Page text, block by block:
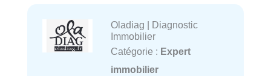
Oladiag | Diagnostic
Immobilier
Catégorie : Expert
immobilier